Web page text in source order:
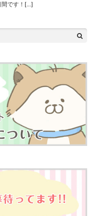
間です！[…]